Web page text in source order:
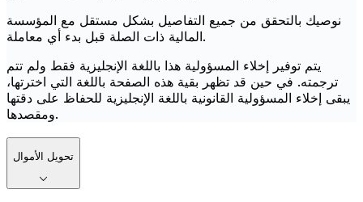
نوصيك بالتحقق من جميع التفاصيل بشكل مستقل مع المؤسسة
المالية ذات الصلة قبل بدء أي معاملة.
يتم توفير إخلاء المسؤولية هذا باللغة الإنجليزية فقط ولم تتم
ترجمته. في حين قد تظهر بقية هذه الصفحة باللغة التي اخترتها،
يبقى إخلاء المسؤولية القانونية باللغة الإنجليزية للحفاظ على دقتها
ومقصدها.
تحويل الأموال